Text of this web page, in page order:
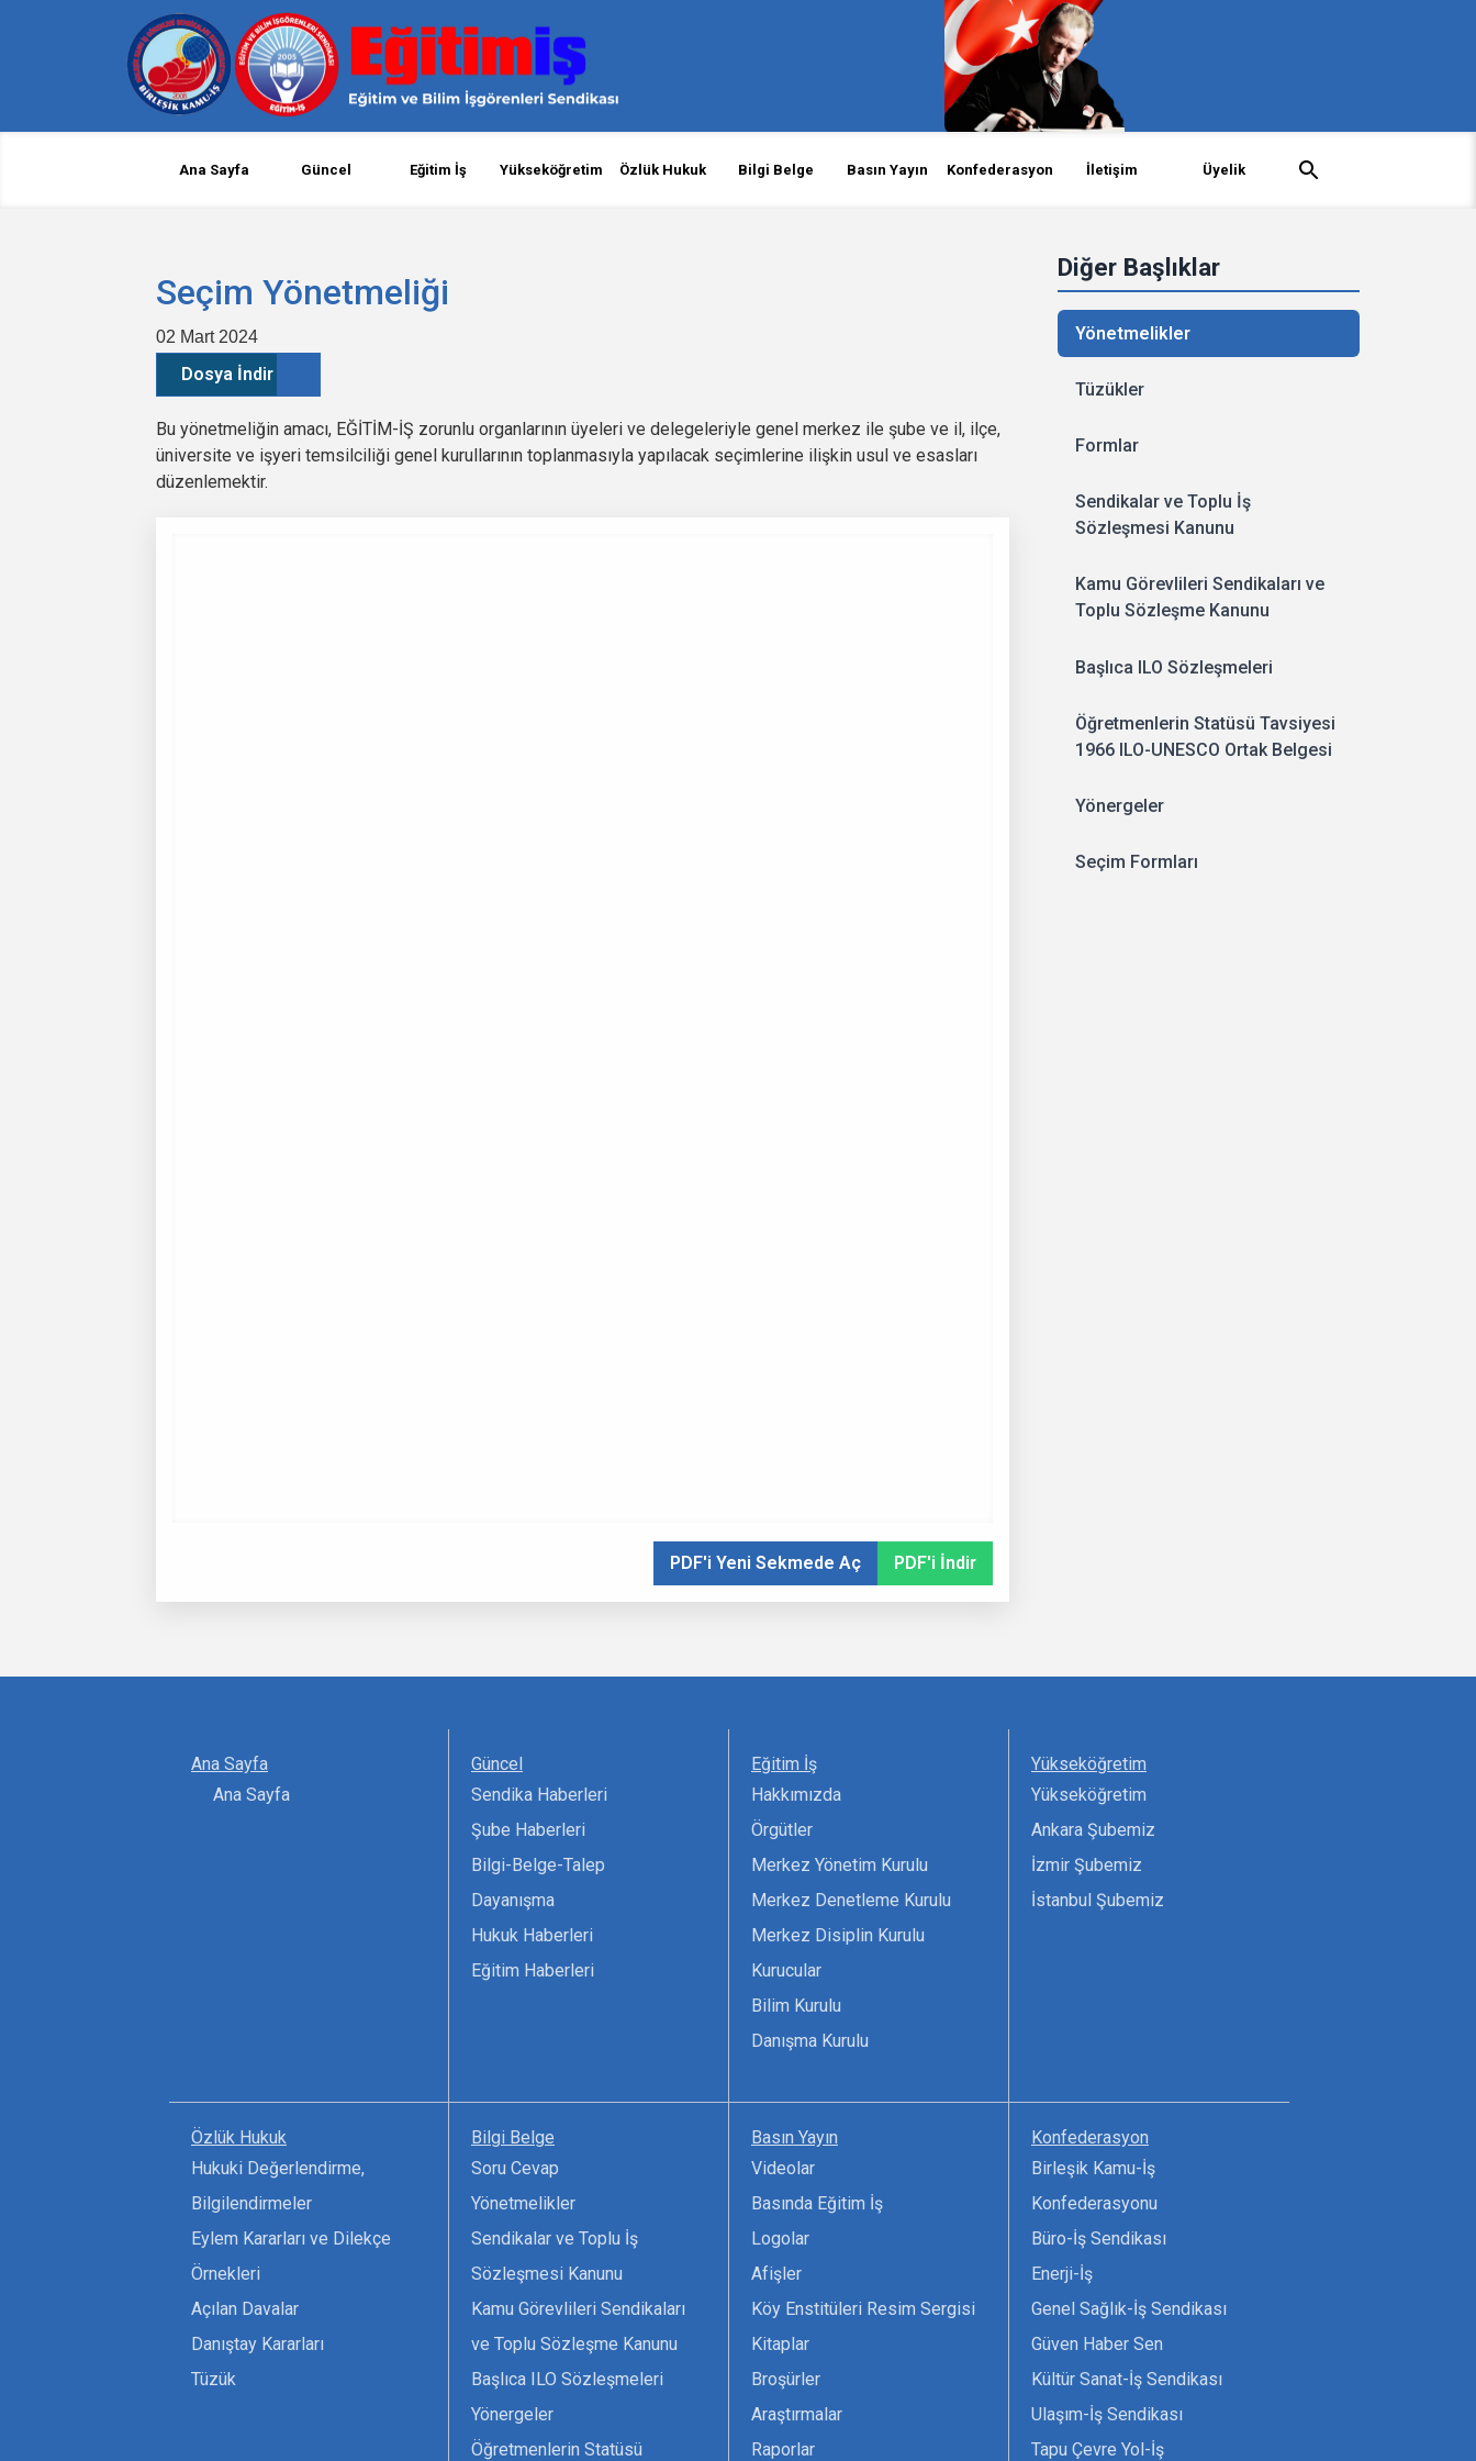
Ana Sayfa Güncel Eğitim İş Yükseköğretim Özlük Hukuk Bilgi Belge Basın Yayın Konfederasyon İletişim Üyelik
Diğer Başlıklar
Yönetmelikler
Tüzükler
Formlar
Sendikalar ve Toplu İş
Sözleşmesi Kanunu
Kamu Görevlileri Sendikaları ve
Toplu Sözleşme Kanunu
Başlıca ILO Sözleşmeleri
Öğretmenlerin Statüsü Tavsiyesi
1966 ILO-UNESCO Ortak Belgesi
Yönergeler
Seçim Formları
Seçim Yönetmeliği
02 Mart 2024
Dosya İndir
Bu yönetmeliğin amacı, EĞİTİM-İŞ zorunlu organlarının üyeleri ve delegeleriyle genel merkez ile şube ve il, ilçe,
üniversite ve işyeri temsilciliği genel kurullarının toplanmasıyla yapılacak seçimlerine ilişkin usul ve esasları
düzenlemektir.
PDF'i Yeni Sekmede Aç PDF'i İndir
Ana Sayfa
Ana Sayfa
Güncel
Sendika Haberleri
Şube Haberleri
Bilgi-Belge-Talep
Dayanışma
Hukuk Haberleri
Eğitim Haberleri
Eğitim İş
Hakkımızda
Örgütler
Merkez Yönetim Kurulu
Merkez Denetleme Kurulu
Merkez Disiplin Kurulu
Kurucular
Bilim Kurulu
Danışma Kurulu
Yükseköğretim
Yükseköğretim
Ankara Şubemiz
İzmir Şubemiz
İstanbul Şubemiz
Özlük Hukuk
Hukuki Değerlendirme,
Bilgilendirmeler
Eylem Kararları ve Dilekçe
Örnekleri
Açılan Davalar
Danıştay Kararları
Tüzük
Bilgi Belge
Soru Cevap
Yönetmelikler
Sendikalar ve Toplu İş
Sözleşmesi Kanunu
Kamu Görevlileri Sendikaları
ve Toplu Sözleşme Kanunu
Başlıca ILO Sözleşmeleri
Yönergeler
Öğretmenlerin Statüsü
Basın Yayın
Videolar
Basında Eğitim İş
Logolar
Afişler
Köy Enstitüleri Resim Sergisi
Kitaplar
Broşürler
Araştırmalar
Raporlar
Konfederasyon
Birleşik Kamu-İş
Konfederasyonu
Büro-İş Sendikası
Enerji-İş
Genel Sağlık-İş Sendikası
Güven Haber Sen
Kültür Sanat-İş Sendikası
Ulaşım-İş Sendikası
Tapu Çevre Yol-İş